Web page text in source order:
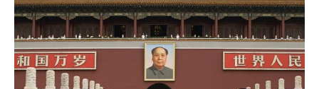
AI JOURNAL
REAL ESTATE BROKERAGE JOURNAL
SMART MARKETING JOURNAL
BPaaS JOURNAL